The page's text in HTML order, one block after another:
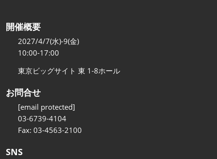
開催概要
2027/4/7(水)-9(金)
10:00-17:00
東京ビッグサイト 東 1-8ホール
お問合せ
[email protected]
03-6739-4104
Fax: 03-4563-2100
SNS